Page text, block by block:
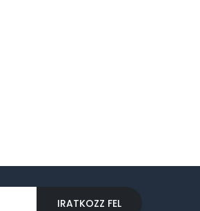
IRATKOZZ FEL